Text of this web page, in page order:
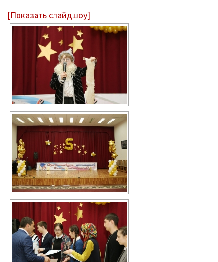
Библиотека
Каталог художественной литературы
В помощь библиотекарю
Справки по проверкам
План мероприятий
Методические рекомендации
ВПР-2026
Контакты
Для сведения
[Показать слайдшоу]